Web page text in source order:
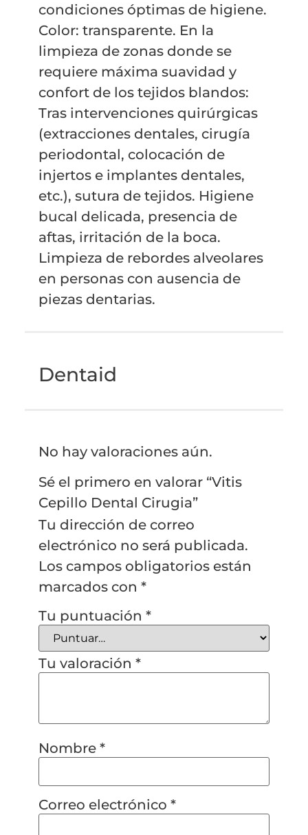
condiciones óptimas de higiene.
Color: transparente. En la
limpieza de zonas donde se
requiere máxima suavidad y
confort de los tejidos blandos:
Tras intervenciones quirúrgicas
(extracciones dentales, cirugía
periodontal, colocación de
injertos e implantes dentales,
etc.), sutura de tejidos. Higiene
bucal delicada, presencia de
aftas, irritación de la boca.
Limpieza de rebordes alveolares
en personas con ausencia de
piezas dentarias.
Dentaid
No hay valoraciones aún.
Sé el primero en valorar “Vitis
Cepillo Dental Cirugia”
Tu dirección de correo
electrónico no será publicada.
Los campos obligatorios están
marcados con *
Tu puntuación *
Tu valoración *
Nombre *
Correo electrónico *